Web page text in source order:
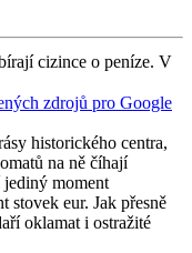
cizince o peníze. V
zdrojů pro Google
historického centra,
na ně číhají
moment
stovek eur. Jak přesně
oklamat i ostražité